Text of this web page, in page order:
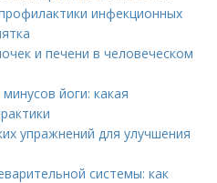
инфекционных
и печени в человеческом
йоги: какая
упражнений для улучшения
системы: как